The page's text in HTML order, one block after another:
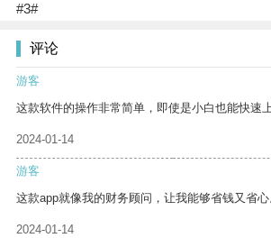
#3#
评论
游客
这款软件的操作非常简单，即使是小白也能快速上
2024-01-14
游客
这款app就像我的财务顾问，让我能够省钱又省心
2024-01-14